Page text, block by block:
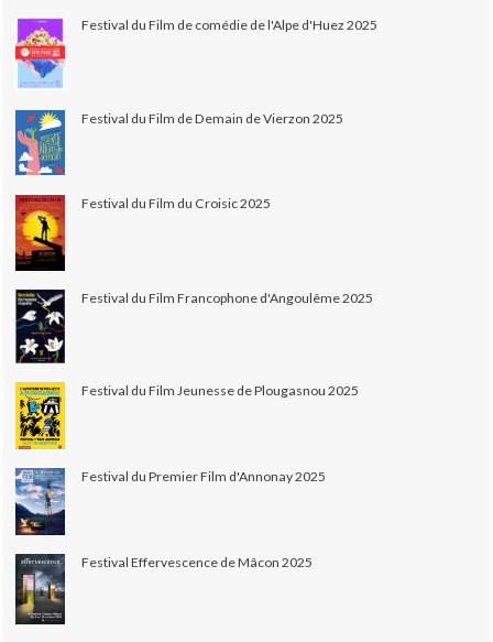
Festival du Film de comédie de l'Alpe d'Huez 2025
Festival du Film de Demain de Vierzon 2025
Festival du Film du Croisic 2025
Festival du Film Francophone d'Angoulême 2025
Festival du Film Jeunesse de Plougasnou 2025
Festival du Premier Film d'Annonay 2025
Festival Effervescence de Mâcon 2025